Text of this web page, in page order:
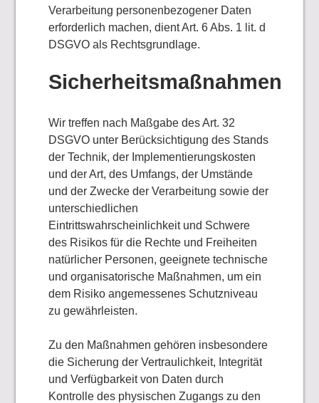
Verarbeitung personenbezogener Daten
erforderlich machen, dient Art. 6 Abs. 1 lit. d
DSGVO als Rechtsgrundlage.
Sicherheitsmaßnahmen
Wir treffen nach Maßgabe des Art. 32
DSGVO unter Berücksichtigung des Stands
der Technik, der Implementierungskosten
und der Art, des Umfangs, der Umstände
und der Zwecke der Verarbeitung sowie der
unterschiedlichen
Eintrittswahrscheinlichkeit und Schwere
des Risikos für die Rechte und Freiheiten
natürlicher Personen, geeignete technische
und organisatorische Maßnahmen, um ein
dem Risiko angemessenes Schutzniveau
zu gewährleisten.
Zu den Maßnahmen gehören insbesondere
die Sicherung der Vertraulichkeit, Integrität
und Verfügbarkeit von Daten durch
Kontrolle des physischen Zugangs zu den